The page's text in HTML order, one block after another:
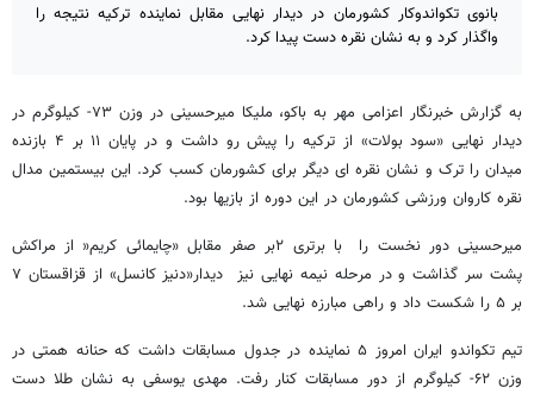
بانوی تکواندوکار کشورمان در دیدار نهایی مقابل نماینده ترکیه نتیجه را
واگذار کرد و به نشان نقره دست پیدا کرد.
به گزارش خبرنگار اعزامی مهر به باکو، ملیکا میرحسینی در وزن ۷۳- کیلوگرم در
دیدار نهایی «سود بولات» از ترکیه را پیش رو داشت و در پایان ۱۱ بر ۴ بازنده
میدان را ترک و نشان نقره ای دیگر برای کشورمان کسب کرد. این بیستمین مدال
نقره کاروان ورزشی کشورمان در این دوره از بازیها بود.
میرحسینی دور نخست را با برتری ۲بر صفر مقابل «چایمائی کریم« از مراکش
پشت سر گذاشت و در مرحله نیمه نهایی نیز دیدار«دنیز کانسل» از قزاقستان ۷
بر ۵ را شکست داد و راهی مبارزه نهایی شد.
تیم تکواندو ایران امروز ۵ نماینده در جدول مسابقات داشت که حنانه همتی در
وزن ۶۲- کیلوگرم از دور مسابقات کنار رفت. مهدی یوسفی به نشان طلا دست